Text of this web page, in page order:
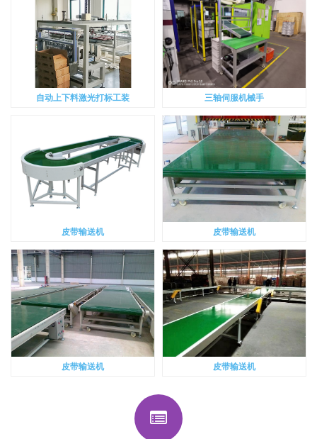
自动上下料激光打标工装 三轴伺服机械手
皮带输送机 皮带输送机
皮带输送机 皮带输送机